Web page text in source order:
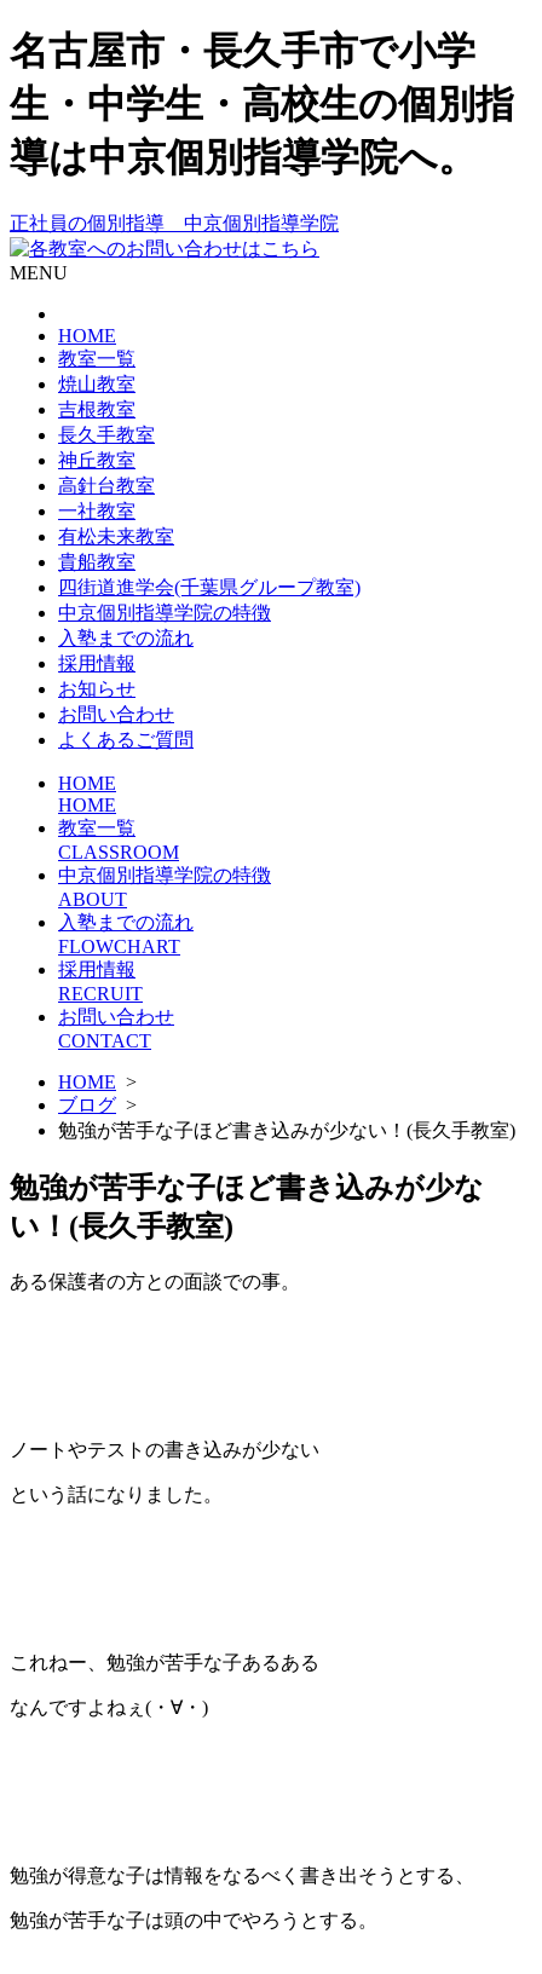
名古屋市・長久手市で小学
生・中学生・高校生の個別指
導は中京個別指導学院へ。
正社員の個別指導 中京個別指導学院
MENU
HOME
教室一覧
焼山教室
吉根教室
長久手教室
神丘教室
高針台教室
一社教室
有松未来教室
貴船教室
四街道進学会(千葉県グループ教室)
中京個別指導学院の特徴
入塾までの流れ
採用情報
お知らせ
お問い合わせ
よくあるご質問
HOME
HOME
教室一覧
CLASSROOM
中京個別指導学院の特徴
ABOUT
入塾までの流れ
FLOWCHART
採用情報
RECRUIT
お問い合わせ
CONTACT
HOME >
ブログ >
勉強が苦手な子ほど書き込みが少ない！(長久手教室)
勉強が苦手な子ほど書き込みが少な
い！(長久手教室)
ある保護者の方との面談での事。
ノートやテストの書き込みが少ない
という話になりました。
これねー、勉強が苦手な子あるある
なんですよねぇ(・∀・)
勉強が得意な子は情報をなるべく書き出そうとする、
勉強が苦手な子は頭の中でやろうとする。